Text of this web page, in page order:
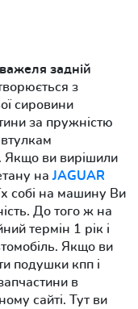
задній
з
сировини
за пружністю
Якщо ви вирішили
наJAGUAR
собі на машину Ви
До того ж на
термін 1 рік і
Якщо ви
подушки кпп і
в
сайті. Тут ви